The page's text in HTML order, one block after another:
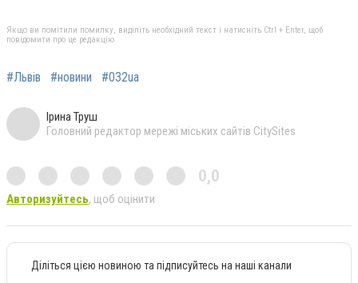
Якщо ви помітили помилку, виділіть необхідний текст і натисніть Ctrl + Enter, щоб
повідомити про це редакцію
#Львів #новини #032ua
Ірина Труш
Головний редактор мережі міських сайтів CitySites
0,0
Авторизуйтесь, щоб оцінити
Діліться цією новиною та підписуйтесь на наші канали